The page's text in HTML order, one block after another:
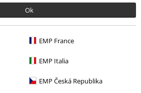
Ok
EMP France
EMP Italia
EMP Česká Republika
perfekt